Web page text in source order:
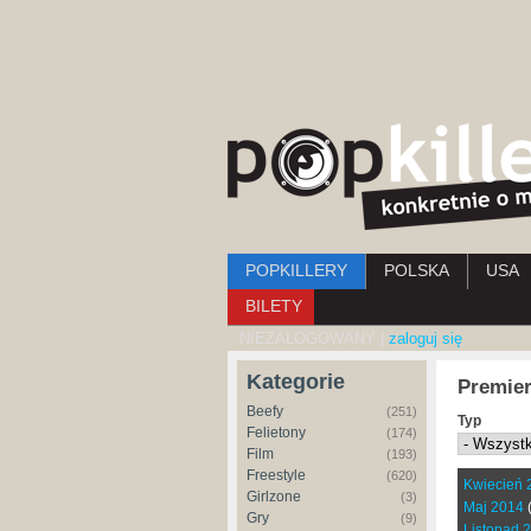
Menu główne
POPKILLERY POLSKA USA
BILETY
NIEZALOGOWANY | zaloguj się
Kategorie
Beefy (251)
Felietony (174)
Film (193)
Freestyle (620)
Girlzone (3)
Gry (9)
Typ
Kwiecień
Maj 2014